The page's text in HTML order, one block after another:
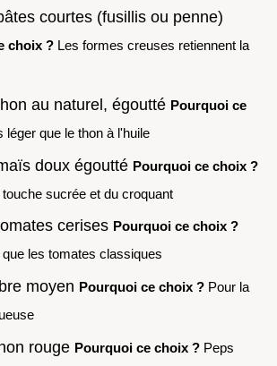
courtes (fusillis ou penne)
choix ? Les formes creuses retiennent la
au naturel, égoutté Pourquoi ce
léger que le thon à l'huile
doux égoutté Pourquoi ce choix ?
sucrée et du croquant
cerises Pourquoi ce choix ?
les tomates classiques
moyen Pourquoi ce choix ? Pour la
rouge Pourquoi ce choix ? Peps